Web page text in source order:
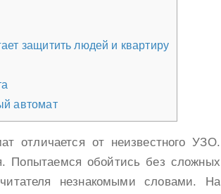
защитить людей и квартиру
автомат
отличается от неизвестного УЗО.
Попытаемся обойтись без сложных
незнакомыми словами. На